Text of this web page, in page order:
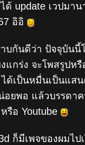
ด้ update เวปมา
อิอิ
บกันดีว่า ปัจจุบัน
แกร่ง จะโพสรูปห
ได้เป็นหมื่นเป็นแส
ยพอ แล้วบรรดา
รือ Youtube
ก็มีเพจของผมไ